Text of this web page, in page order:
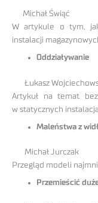
Michał Świąć
W artykule o tym,
instalacji
Oddziaływanie
Łukasz
Artykuł na temat
w statycznych
Maleństwa z
Michał Jurczak
Przegląd modeli
Przemieścić